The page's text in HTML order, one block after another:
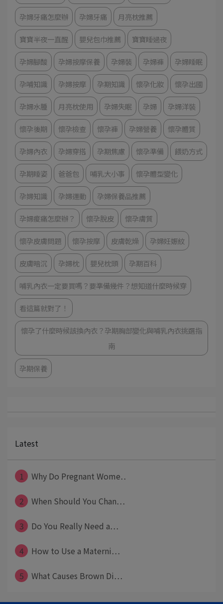
孕婦牙痛怎麼辦 孕婦牙痛 月亮枕推薦
寶寶半夜一直醒 嬰兒包巾推薦 寶寶睡過夜
孕婦腳酸 孕婦按摩保養 孕婦裝 孕婦褲 孕婦睡眠
孕哺知識 孕婦按摩 孕期知識 懷孕化妝 懷孕出國
孕婦水腫 月亮枕使用 孕婦失眠 孕婦 孕婦洋裝
懷孕後期 懷孕檢查 懷孕褲 孕婦營養 懷孕體質
孕婦內衣 孕婦穿搭 孕期焦慮 懷孕準備 餵奶方式
孕期睡姿 爸爸包 哺乳大小事 懷孕體型變化
孕婦知識 孕婦運動 孕婦保養品推薦
孕婦痠痛怎麼辦？ 懷孕脫皮 懷孕膚質
懷孕皮膚問題 懷孕按摩 皮膚乾燥 孕婦妊娠紋
皮膚暗沉 孕婦枕 嬰兒枕頭 孕期百科
哺乳內衣一定要買嗎？要準備幾件？想知道什麼時候穿
看這篇就對了！
懷孕了什麼時候該換內衣？孕期胸部變化與哺乳內衣挑選指
南
孕期保養
Latest
1 Why Do Pregnant Wome⋯
2 When Should You Chan⋯
3 Do You Really Need a⋯
4 How to Use a Materni⋯
5 What Causes Brown Di⋯